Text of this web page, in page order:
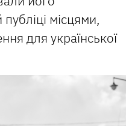
місцями,
для української